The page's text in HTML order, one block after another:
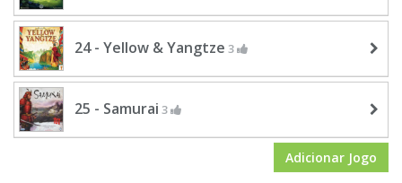
24 - Yellow & Yangtze 3
25 - Samurai 3
Adicionar Jogo